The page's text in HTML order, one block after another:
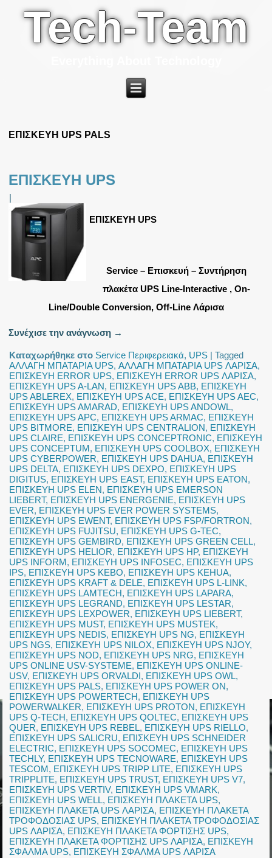
Tech-Team
ΕΠΙΣΚΕΥΗ UPS PALS
ΕΠΙΣΚΕΥΗ UPS
|
ΕΠΙΣΚΕΥΗ UPS
Service – Επισκευή – Συντήρηση
πλακέτα UPS Line-Interactive , On-
Line/Double Conversion, Off-Line Λάρισα
Συνέχισε την ανάγνωση →
Καταχωρήθηκε στο Service Περιφερειακά, UPS |Tagged
ΑΛΛΑΓΗ ΜΠΑΤΑΡΙΑ UPS,ΑΛΛΑΓΗ ΜΠΑΤΑΡΙΑ UPS ΛΑΡΙΣΑ,
ΕΠΙΣΚΕΥΗ ERROR UPS, ΕΠΙΣΚΕΥΗ ERROR UPS ΛΑΡΙΣΑ,
ΕΠΙΣΚΕΥΗ UPS A-LAN, ΕΠΙΣΚΕΥΗ UPS ABB, ΕΠΙΣΚΕΥΗ
UPS ABLEREX, ΕΠΙΣΚΕΥΗ UPS ACE, ΕΠΙΣΚΕΥΗ UPS AEC,
ΕΠΙΣΚΕΥΗ UPS AMARAD, ΕΠΙΣΚΕΥΗ UPS ANDOWL,
ΕΠΙΣΚΕΥΗ UPS APC, ΕΠΙΣΚΕΥΗ UPS ARMAC, ΕΠΙΣΚΕΥΗ
UPS BITMORE, ΕΠΙΣΚΕΥΗ UPS CENTRALION, ΕΠΙΣΚΕΥΗ
UPS CLAIRE, ΕΠΙΣΚΕΥΗ UPS CONCEPTRONIC, ΕΠΙΣΚΕΥΗ
UPS CONCEPTUM, ΕΠΙΣΚΕΥΗ UPS COOLBOX, ΕΠΙΣΚΕΥΗ
UPS CYBERPOWER, ΕΠΙΣΚΕΥΗ UPS DAHUA, ΕΠΙΣΚΕΥΗ
UPS DELTA, ΕΠΙΣΚΕΥΗ UPS DEXPO, ΕΠΙΣΚΕΥΗ UPS
DIGITUS, ΕΠΙΣΚΕΥΗ UPS EAST, ΕΠΙΣΚΕΥΗ UPS EATON,
ΕΠΙΣΚΕΥΗ UPS ELEN, ΕΠΙΣΚΕΥΗ UPS EMERSON
LIEBERT, ΕΠΙΣΚΕΥΗ UPS ENERGENIE, ΕΠΙΣΚΕΥΗ UPS
EVER, ΕΠΙΣΚΕΥΗ UPS EVER POWER SYSTEMS,
ΕΠΙΣΚΕΥΗ UPS EWENT, ΕΠΙΣΚΕΥΗ UPS FSP/FORTRON,
ΕΠΙΣΚΕΥΗ UPS FUJITSU, ΕΠΙΣΚΕΥΗ UPS G-TEC,
ΕΠΙΣΚΕΥΗ UPS GEMBIRD, ΕΠΙΣΚΕΥΗ UPS GREEN CELL,
ΕΠΙΣΚΕΥΗ UPS HELIOR, ΕΠΙΣΚΕΥΗ UPS HP, ΕΠΙΣΚΕΥΗ
UPS INFORM, ΕΠΙΣΚΕΥΗ UPS INFOSEC, ΕΠΙΣΚΕΥΗ UPS
IPS, ΕΠΙΣΚΕΥΗ UPS KEBO, ΕΠΙΣΚΕΥΗ UPS KEHUA,
ΕΠΙΣΚΕΥΗ UPS KRAFT & DELE, ΕΠΙΣΚΕΥΗ UPS L-LINK,
ΕΠΙΣΚΕΥΗ UPS LAMTECH, ΕΠΙΣΚΕΥΗ UPS LAPARA,
ΕΠΙΣΚΕΥΗ UPS LEGRAND, ΕΠΙΣΚΕΥΗ UPS LESTAR,
ΕΠΙΣΚΕΥΗ UPS LEXPOWER, ΕΠΙΣΚΕΥΗ UPS LIEBERT,
ΕΠΙΣΚΕΥΗ UPS MUST, ΕΠΙΣΚΕΥΗ UPS MUSTEK,
ΕΠΙΣΚΕΥΗ UPS NEDIS, ΕΠΙΣΚΕΥΗ UPS NG, ΕΠΙΣΚΕΥΗ
UPS NGS, ΕΠΙΣΚΕΥΗ UPS NILOX, ΕΠΙΣΚΕΥΗ UPS NJOY,
ΕΠΙΣΚΕΥΗ UPS NOD, ΕΠΙΣΚΕΥΗ UPS NRG, ΕΠΙΣΚΕΥΗ
UPS ONLINE USV-SYSTEME, ΕΠΙΣΚΕΥΗ UPS ONLINE-
USV, ΕΠΙΣΚΕΥΗ UPS ORVALDI, ΕΠΙΣΚΕΥΗ UPS OWL,
ΕΠΙΣΚΕΥΗ UPS PALS, ΕΠΙΣΚΕΥΗ UPS POWER ON,
ΕΠΙΣΚΕΥΗ UPS POWERTECH, ΕΠΙΣΚΕΥΗ UPS
POWERWALKER, ΕΠΙΣΚΕΥΗ UPS PROTON, ΕΠΙΣΚΕΥΗ
UPS Q-TECH, ΕΠΙΣΚΕΥΗ UPS QOLTEC, ΕΠΙΣΚΕΥΗ UPS
QUER, ΕΠΙΣΚΕΥΗ UPS REBEL, ΕΠΙΣΚΕΥΗ UPS RIELLO,
ΕΠΙΣΚΕΥΗ UPS SALICRU, ΕΠΙΣΚΕΥΗ UPS SCHNEIDER
ELECTRIC, ΕΠΙΣΚΕΥΗ UPS SOCOMEC, ΕΠΙΣΚΕΥΗ UPS
TECHLY, ΕΠΙΣΚΕΥΗ UPS TECNOWARE, ΕΠΙΣΚΕΥΗ UPS
TESCOM, ΕΠΙΣΚΕΥΗ UPS TRIPP LITE, ΕΠΙΣΚΕΥΗ UPS
TRIPPLITE, ΕΠΙΣΚΕΥΗ UPS TRUST, ΕΠΙΣΚΕΥΗ UPS V7,
ΕΠΙΣΚΕΥΗ UPS VERTIV, ΕΠΙΣΚΕΥΗ UPS VMARK,
ΕΠΙΣΚΕΥΗ UPS WELL, ΕΠΙΣΚΕΥΗ ΠΛΑΚΕΤΑ UPS,
ΕΠΙΣΚΕΥΗ ΠΛΑΚΕΤΑ UPS ΛΑΡΙΣΑ, ΕΠΙΣΚΕΥΗ ΠΛΑΚΕΤΑ
ΤΡΟΦΟΔΟΣΙΑΣ UPS, ΕΠΙΣΚΕΥΗ ΠΛΑΚΕΤΑ ΤΡΟΦΟΔΟΣΙΑΣ
UPS ΛΑΡΙΣΑ, ΕΠΙΣΚΕΥΗ ΠΛΑΚΕΤΑ ΦΟΡΤΙΣΗΣ UPS,
ΕΠΙΣΚΕΥΗ ΠΛΑΚΕΤΑ ΦΟΡΤΙΣΗΣ UPS ΛΑΡΙΣΑ, ΕΠΙΣΚΕΥΗ
ΣΦΑΛΜΑ UPS, ΕΠΙΣΚΕΥΗ ΣΦΑΛΜΑ UPS ΛΑΡΙΣΑ